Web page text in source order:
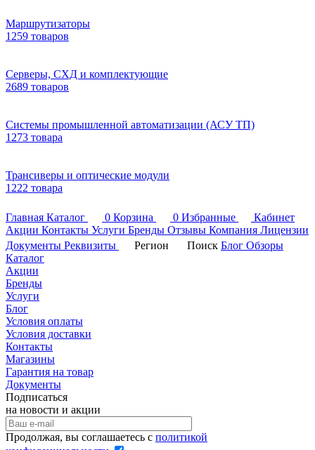
Маршрутизаторы
1259 товаров
Серверы, СХД и комплектующие
2689 товаров
Системы промышленной автоматизации (АСУ ТП)
1273 товара
Трансиверы и оптические модули
1222 товара
Главная Каталог 0 Корзина 0 Избранные
Кабинет
Акции Контакты Услуги Бренды Отзывы Компания Лицензии
Документы Реквизиты Регион Поиск Блог Обзоры
Каталог
Акции
Бренды
Услуги
Блог
Условия оплаты
Условия доставки
Контакты
Магазины
Гарантия на товар
Документы
Подписаться
на новости и акции
Продолжая, вы соглашаетесь с политикой